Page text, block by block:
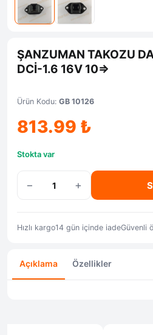
ŞANZUMAN TAKOZU
DCİ-1.6 16V 10=>
Ürün Kodu: GB 10126
813.99 ₺
Stokta var
− +
Hızlı kargo14 gün içinde iadeGüvenli
Açıklama Özellikler